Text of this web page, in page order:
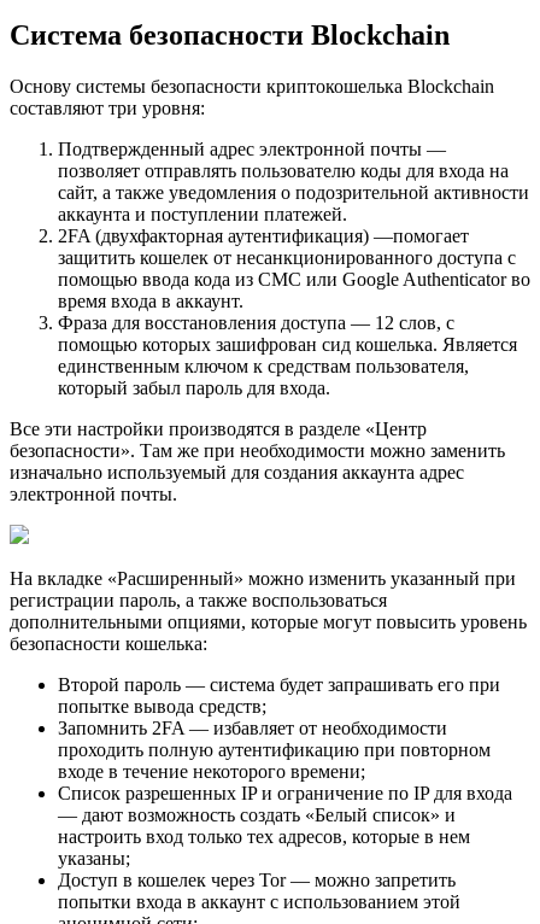
Система безопасности Blockchain
Основу системы безопасности криптокошелька Blockchain
составляют три уровня:
Подтвержденный адрес электронной почты —
позволяет отправлять пользователю коды для входа на
сайт, а также уведомления о подозрительной активности
аккаунта и поступлении платежей.
2FA (двухфакторная аутентификация) —помогает
защитить кошелек от несанкционированного доступа с
помощью ввода кода из СМС или Google Authenticator во
время входа в аккаунт.
Фраза для восстановления доступа — 12 слов, с
помощью которых зашифрован сид кошелька. Является
единственным ключом к средствам пользователя,
который забыл пароль для входа.
Все эти настройки производятся в разделе «Центр
безопасности». Там же при необходимости можно заменить
изначально используемый для создания аккаунта адрес
электронной почты.
На вкладке «Расширенный» можно изменить указанный при
регистрации пароль, а также воспользоваться
дополнительными опциями, которые могут повысить уровень
безопасности кошелька:
Второй пароль — система будет запрашивать его при
попытке вывода средств;
Запомнить 2FA — избавляет от необходимости
проходить полную аутентификацию при повторном
входе в течение некоторого времени;
Список разрешенных IP и ограничение по IP для входа
— дают возможность создать «Белый список» и
настроить вход только тех адресов, которые в нем
указаны;
Доступ в кошелек через Tor — можно запретить
попытки входа в аккаунт с использованием этой